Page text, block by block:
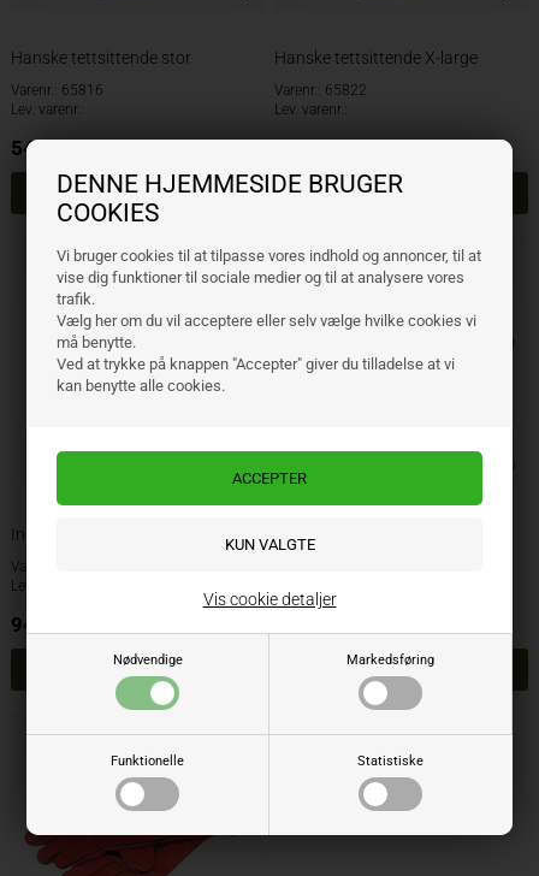
DENNE HJEMMESIDE BRUGER
COOKIES
Vi bruger cookies til at tilpasse vores indhold og annoncer, til at
vise dig funktioner til sociale medier og til at analysere vores
trafik.
Vælg her om du vil acceptere eller selv vælge hvilke cookies vi
må benytte.
Ved at trykke på knappen "Accepter" giver du tilladelse at vi
kan benytte alle cookies.
Nødvendige Markedsføring
Funktionelle Statistiske
Vis cookie detaljer
Hanske tettsittende stor
Varenr.: 65816
Lev. varenr.:
54,00
Hanske tettsittende X-large
Varenr.: 65822
Lev. varenr.:
Industrihanske Kraftig skinn XL
Varenr.: 52324
Lev. varenr.:
94,00
PVC kragehanske 350 mm